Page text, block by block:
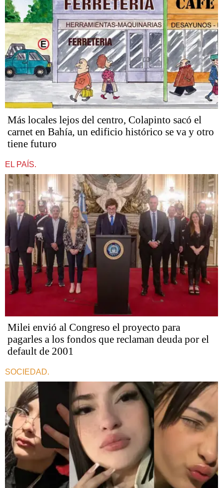
Más locales lejos del centro, Colapinto sacó el
carnet en Bahía, un edificio histórico se va y otro
tiene futuro
EL PAÍS.
Milei envió al Congreso el proyecto para
pagarles a los fondos que reclaman deuda por el
default de 2001
SOCIEDAD.